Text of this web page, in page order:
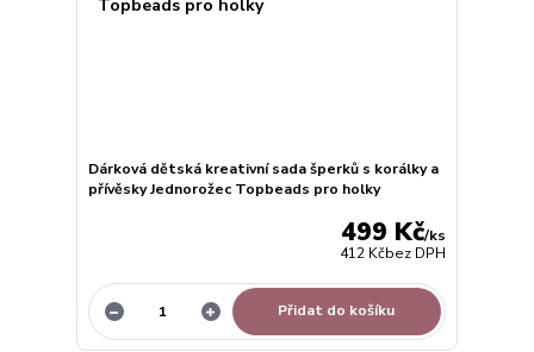
Dárková dětská kreativní sada šperků s korálky a
přívěsky Jednorožec Topbeads pro holky
499 Kč/ks
412 Kčbez DPH
Přidat do košíku